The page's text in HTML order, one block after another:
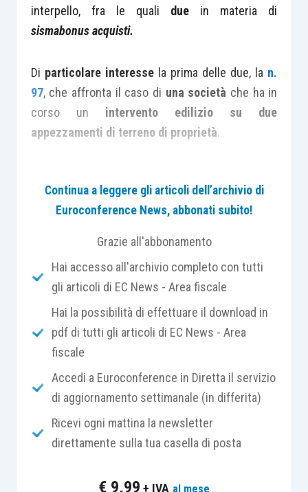
interpello, fra le quali due in materia di
sismabonus acquisti.
Di particolare interessela prima delle due, la n.
97, che affronta il caso di una società che ha in
corso un intervento edilizio su due
appezzamenti di terreno di proprietà.
vecchia costruzionedei quali è prevista la
demolizione, mentrenell’altro non vi è alcun
, ma per effetto della speciale
stato“accorpato” all’intervento relativo all’altro
terreno,incrementandone così l’edificabilità.
Il progetto prevede la costruzione di un
edificio costituito da 58 appartamenti e 2 locali
commerciali , oltre adue livelli interrati
costituiti da 58 box pertinenziali.
La questione che viene posta nell’istanza
Continua a leggere gli articoli dell’archivio di
Euroconference News, abbonati subito!
Grazie all'abbonamento
Hai accesso all'archivio completo con tutti
gli articoli di EC News - Area fiscale
Hai la possibilità di effettuare il download in
pdf di tutti gli articoli di EC News - Area
fiscale
Accedi a Euroconference in Diretta il servizio
di aggiornamento settimanale (in differita)
Ricevi ogni mattina la newsletter
direttamente sulla tua casella di posta
€ 9,99 + IVA al mese